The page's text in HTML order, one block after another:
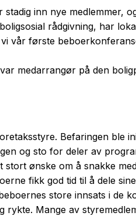
inn nye medlemmer,
rådgivning, har
vår første
medarrangør på den
Befaringen ble
og sto for deler av
stort ønske om å snakke
fikk god tid til å dele
store innsats i de
rykte. Mange av